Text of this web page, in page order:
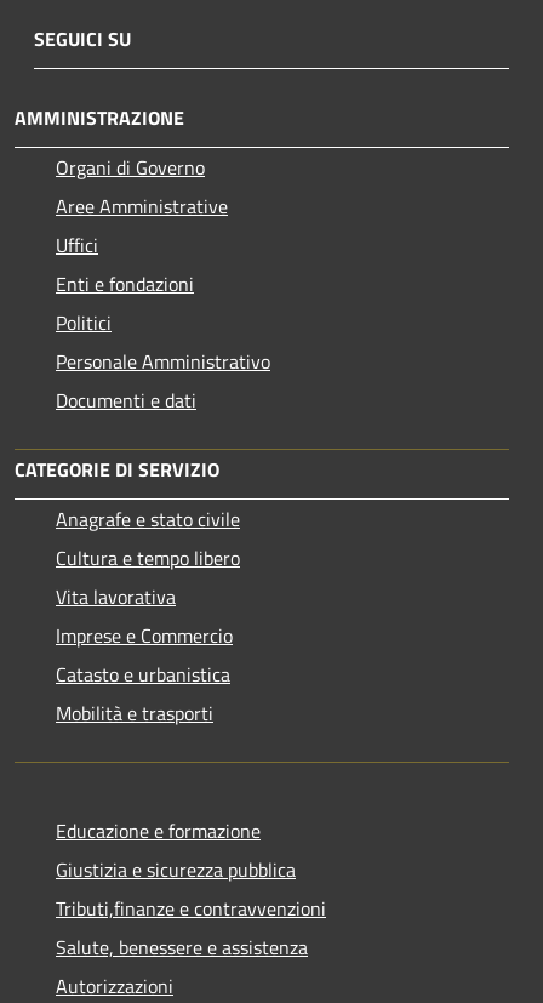
SEGUICI SU
AMMINISTRAZIONE
Organi di Governo
Aree Amministrative
Uffici
Enti e fondazioni
Politici
Personale Amministrativo
Documenti e dati
CATEGORIE DI SERVIZIO
Anagrafe e stato civile
Cultura e tempo libero
Vita lavorativa
Imprese e Commercio
Catasto e urbanistica
Mobilità e trasporti
Educazione e formazione
Giustizia e sicurezza pubblica
Tributi,finanze e contravvenzioni
Salute, benessere e assistenza
Autorizzazioni